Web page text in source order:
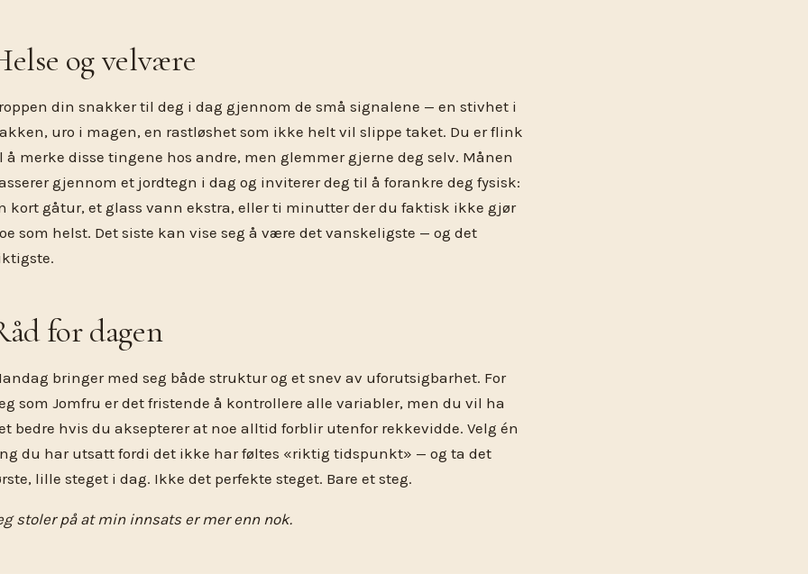
og velvære
din snakker til deg i dag gjennom de små signalene — en stivhet i
uro i magen, en rastløshet som ikke helt vil slippe taket. Du er flink
å merke disse tingene hos andre, men glemmer gjerne deg selv. Månen
gjennom et jordtegn i dag og inviterer deg til å forankre deg fysisk:
kort gåtur, et glass vann ekstra, eller ti minutter der du faktisk ikke gjør
som helst. Det siste kan vise seg å være det vanskeligste — og det
for dagen
bringer med seg både struktur og et snev av uforutsigbarhet. For
som Jomfru er det fristende å kontrollere alle variabler, men du vil ha
bedre hvis du aksepterer at noe alltid forblir utenfor rekkevidde. Velg én
du har utsatt fordi det ikke har føltes «riktig tidspunkt» — og ta det
lille steget i dag. Ikke det perfekte steget. Bare et steg.
stoler på at min innsats er mer enn nok.